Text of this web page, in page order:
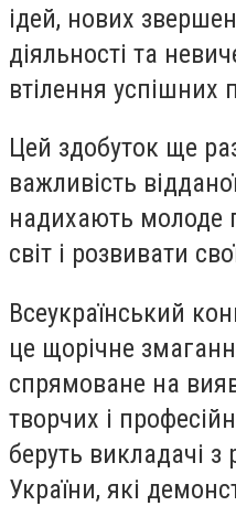
ідей, нових
діяльності та
втілення успішних
Цей здобуток ще
важливість
надихають молоде
світ і розвивати
Всеукраїнський
це щорічне
спрямоване на
творчих і
беруть викладачі з
України, які